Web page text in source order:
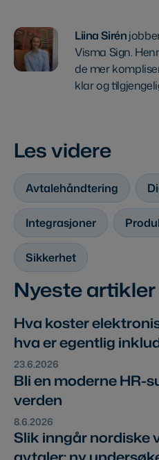
Liina Sirén
Visma Sign.
de mer
klar og
Les videre
Avtalehåndtering
Integrasjoner
Sikkerhet
Nyeste artikler
Hva koster
hva er egentlig
23.6.2026
Bli en moderne HR-
verden
8.6.2026
Slik inngår nordiske